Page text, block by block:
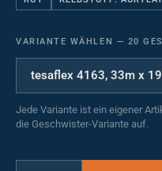
VARIANTE WÄHLEN — 20
Jede Variante ist ein eigener
die Geschwister-Variante auf.